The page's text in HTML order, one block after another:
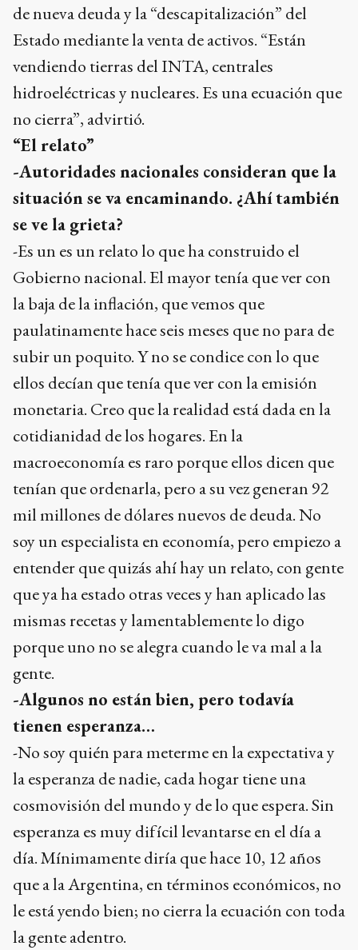
vendiendo tierras del INTA, centrales
hidroeléctricas y nucleares. Es una ecuación que
no cierra”, advirtió.
“El relato”
-Autoridades nacionales consideran que la
situación se va encaminando. ¿Ahí también
se ve la grieta?
-Es un es un relato lo que ha construido el
Gobierno nacional. El mayor tenía que ver con
la baja de la inflación, que vemos que
paulatinamente hace seis meses que no para de
subir un poquito. Y no se condice con lo que
ellos decían que tenía que ver con la emisión
monetaria. Creo que la realidad está dada en la
cotidianidad de los hogares. En la
macroeconomía es raro porque ellos dicen que
tenían que ordenarla, pero a su vez generan 92
mil millones de dólares nuevos de deuda. No
soy un especialista en economía, pero empiezo a
entender que quizás ahí hay un relato, con gente
que ya ha estado otras veces y han aplicado las
mismas recetas y lamentablemente lo digo
porque uno no se alegra cuando le va mal a la
gente.
-Algunos no están bien, pero todavía
tienen esperanza…
-No soy quién para meterme en la expectativa y
la esperanza de nadie, cada hogar tiene una
cosmovisión del mundo y de lo que espera. Sin
esperanza es muy difícil levantarse en el día a
día. Mínimamente diría que hace 10, 12 años
que a la Argentina, en términos económicos, no
le está yendo bien; no cierra la ecuación con toda
la gente adentro.
El escenario político en Tandil
Al analizar la política local, Darío Méndez se